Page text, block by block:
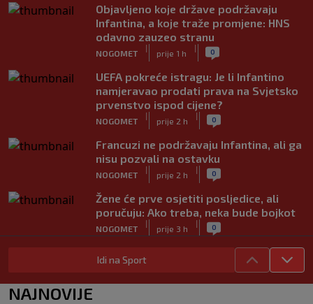
Objavljeno koje države podržavaju
Infantina, a koje traže promjene: HNS
odavno zauzeo stranu
NOGOMET
|
prije 1 h
| 0
UEFA pokreće istragu: Je li Infantino
namjeravao prodati prava na Svjetsko
prvenstvo ispod cijene?
NOGOMET
|
prije 2 h
| 0
Francuzi ne podržavaju Infantina, ali ga
nisu pozvali na ostavku
NOGOMET
|
prije 2 h
| 0
Žene će prve osjetiti posljedice, ali
poručuju: Ako treba, neka bude bojkot
NOGOMET
|
prije 3 h
| 0
Zvanično: Samed Baždar ima novi klub,
zadužio broj sa velikom "težinom"
NOGOMET prije 5 h
Idi na Sport
NAJNOVIJE